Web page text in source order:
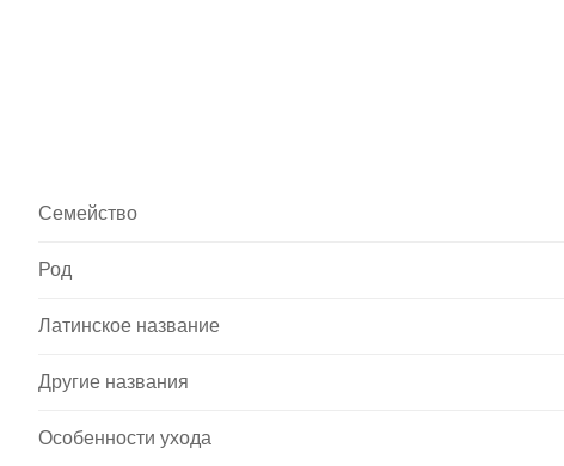
Семейство
Род
Латинское название
Другие названия
Особенности ухода